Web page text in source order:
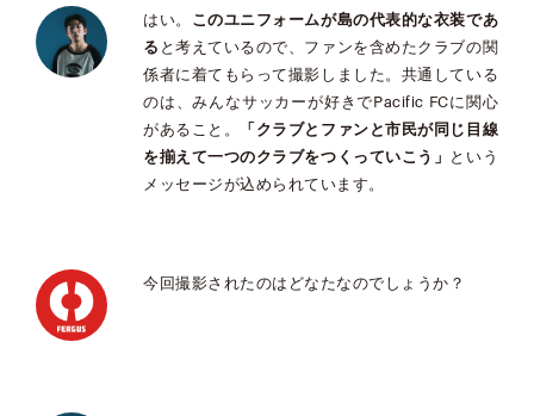
はい。 このユニフォームが島の代表的な衣装であ
る と考えているので、ファンを含めたクラブの関
係者に着てもらって撮影しました。共通している
のは、みんなサッカーが好きでPacific FCに関心
があること。
「クラブとファンと市民が同じ目線
を揃えて一つのクラブをつくっていこう」 という
メッセージが込められています。
今回撮影されたのはどなたなのでしょうか？